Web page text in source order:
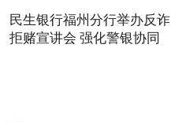
民生银行福州分行举办反诈
拒赌宣讲会 强化警银协同